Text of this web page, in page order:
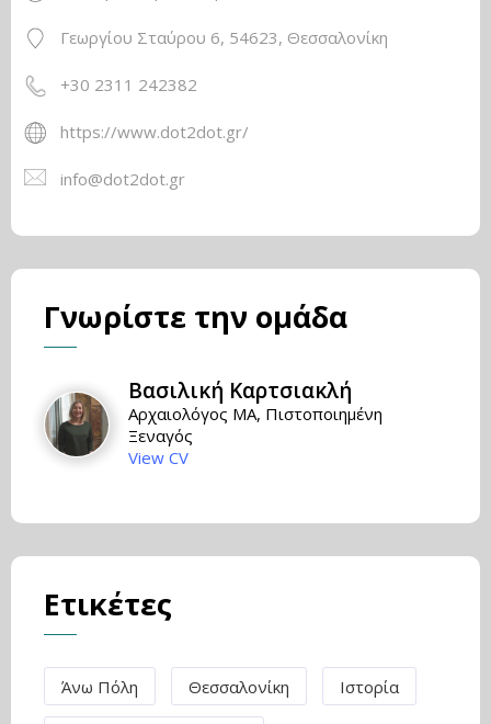
Γεωργίου Σταύρου 6, 54623, Θεσσαλονίκη
+30 2311 242382
https://www.dot2dot.gr/
info@dot2dot.gr
Γνωρίστε την ομάδα
Βασιλική Καρτσιακλή
Αρχαιολόγος MA, Πιστοποιημένη
Ξεναγός
View CV
Ετικέτες
Άνω Πόλη Θεσσαλονίκη Ιστορία